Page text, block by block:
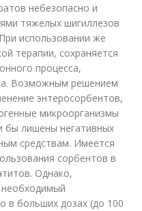
небезопасно и
тяжелых шигиллезов
использовании же
терапии, сохраняется
процесса,
Возможным решением
энтеросорбентов,
микроорганизмы
бы лишены негативных
средствам. Имеется
сорбентов в
Однако,
в больших дозах (до 100